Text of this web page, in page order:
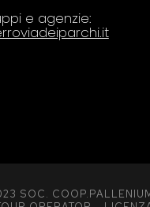
e agenzie:
SOC.